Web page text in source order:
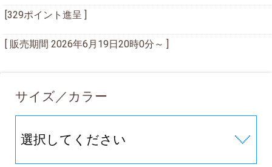
[329ポイント進呈 ]
[ 販売期間 2026年6月19日20時0分 ～ ]
サイズ／カラー